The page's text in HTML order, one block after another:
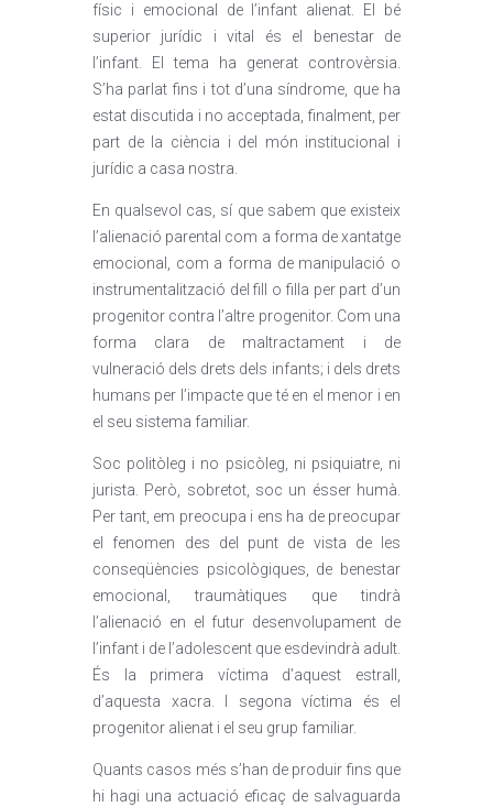
físic i emocional de l’infant alienat. El bé
superior jurídic i vital és el benestar de
l’infant. El tema ha generat controvèrsia.
S’ha parlat fins i tot d’una síndrome, que ha
estat discutida i no acceptada, finalment, per
part de la ciència i del món institucional i
jurídic a casa nostra.
En qualsevol cas, sí que sabem que existeix
l’alienació parental com a forma de xantatge
emocional, com a forma de manipulació o
instrumentalització del fill o filla per part d’un
progenitor contra l’altre progenitor. Com una
forma clara de maltractament i de
vulneració dels drets dels infants; i dels drets
humans per l’impacte que té en el menor i en
el seu sistema familiar.
Soc politòleg i no psicòleg, ni psiquiatre, ni
jurista. Però, sobretot, soc un ésser humà.
Per tant, em preocupa i ens ha de preocupar
el fenomen des del punt de vista de les
conseqüències psicològiques, de benestar
emocional, traumàtiques que tindrà
l’alienació en el futur desenvolupament de
l’infant i de l’adolescent que esdevindrà adult.
És la primera víctima d’aquest estrall,
d’aquesta xacra. I segona víctima és el
progenitor alienat i el seu grup familiar.
Quants casos més s’han de produir fins que
hi hagi una actuació eficaç de salvaguarda